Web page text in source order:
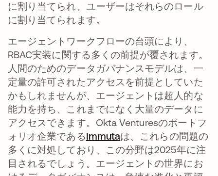
に割り当てられ、ユーザーはそれらのロール
に割り当てられます。
エージェントワークフローの台頭により、
RBAC実装に関する多くの前提が覆されます。
人間のためのデータガバナンスモデルは、一
定量の許可されたアクセスを前提としていた
かもしれませんが、エージェントは超人的な
能力を持ち、これまでになく大量のデータに
アクセスできます。Okta Venturesのポートフ
ォリオ企業であるImmuta新しいタブで開く
は、これらの問題の
多くに対処しており、この分野は2025年に注
目されるでしょう。エージェントの世界にお